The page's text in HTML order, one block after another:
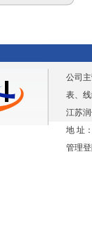
公司
表、
江苏
地 址
管理